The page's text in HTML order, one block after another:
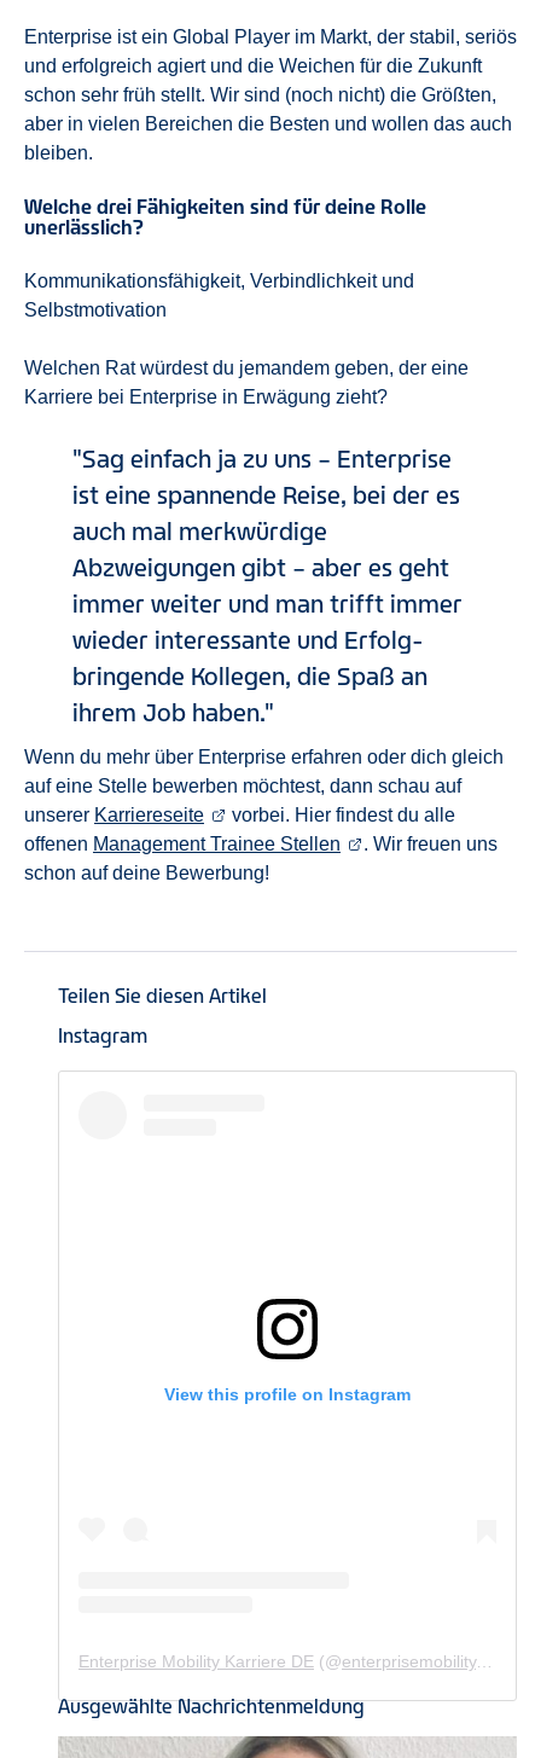
Enterprise ist ein Global Player im Markt, der stabil, seriös
und erfolgreich agiert und die Weichen für die Zukunft
schon sehr früh stellt. Wir sind (noch nicht) die Größten,
aber in vielen Bereichen die Besten und wollen das auch
bleiben.
Welche drei Fähigkeiten sind für deine Rolle
unerlässlich?
Kommunikationsfähigkeit, Verbindlichkeit und
Selbstmotivation
Welchen Rat würdest du jemandem geben, der eine
Karriere bei Enterprise in Erwägung zieht?
Sag einfach ja zu uns – Enterprise
ist eine spannende Reise, bei der es
auch mal merkwürdige
Abzweigungen gibt – aber es geht
immer weiter und man trifft immer
wieder interessante und Erfolg-
bringende Kollegen, die Spaß an
ihrem Job haben.
Wenn du mehr über Enterprise erfahren oder dich gleich
auf eine Stelle bewerben möchtest, dann schau auf
unserer Karriereseite
vorbei. Hier findest du alle
offenen Management Trainee Stellen
. Wir freuen uns
schon auf deine Bewerbung!
Teilen Sie diesen Artikel
Instagram
View this profile on Instagram
Enterprise Mobility Karriere DE (@enterprisemobility.karriere.de
Ausgewählte Nachrichtenmeldung